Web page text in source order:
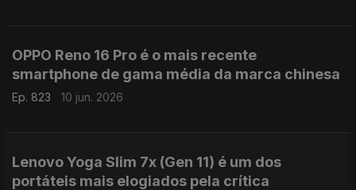
OPPO Reno 16 Pro é o mais recente
smartphone de gama média da marca chinesa
Ep. 823 10 jun. 2026
Lenovo Yoga Slim 7x (Gen 11) é um dos
portáteis mais elogiados pela crítica